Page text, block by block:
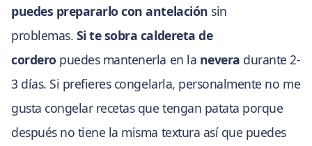
puedes prepararlo con antelación sin
problemas. Si te sobra caldereta de
cordero puedes mantenerla en la nevera durante 2-
3 días. Si prefieres congelarla, personalmente no me
gusta congelar recetas que tengan patata porque
después no tiene la misma textura así que puedes